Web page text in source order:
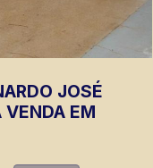
JOSÉ
VENDA EM